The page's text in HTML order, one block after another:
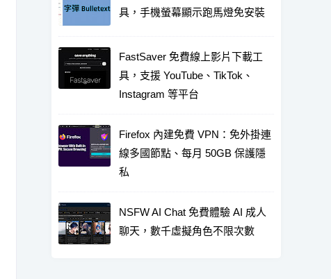
具，手機螢幕顯示跑馬燈免安裝
FastSaver 免費線上影片下載工
具，支援 YouTube、TikTok、
Instagram 等平台
Firefox 內建免費 VPN：免外掛連
線多國節點、每月 50GB 保護隱
私
NSFW AI Chat 免費體驗 AI 成人
聊天，數千虛擬角色不限次數